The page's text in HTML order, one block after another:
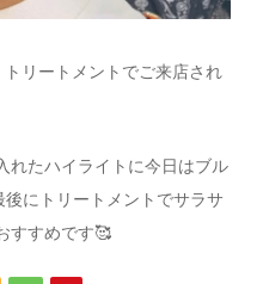
リートメントでご来店され
れたハイライトに今日はブル
後にトリートメントでサラサ
すすめです🥰